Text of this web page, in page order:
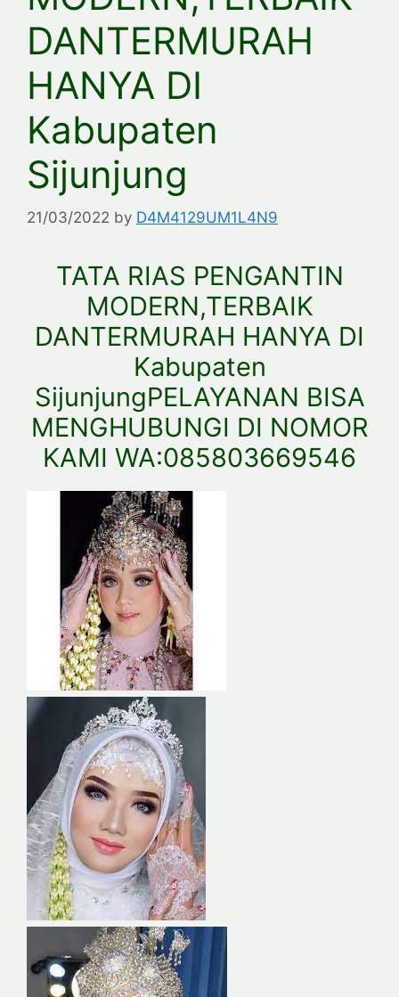
DANTERMURAH
HANYA DI
Kabupaten
Sijunjung
21/03/2022 by D4M4129UM1L4N9
TATA RIAS PENGANTIN
MODERN,TERBAIK
DANTERMURAH HANYA DI
Kabupaten
SijunjungPELAYANAN BISA
MENGHUBUNGI DI NOMOR
KAMI WA:085803669546